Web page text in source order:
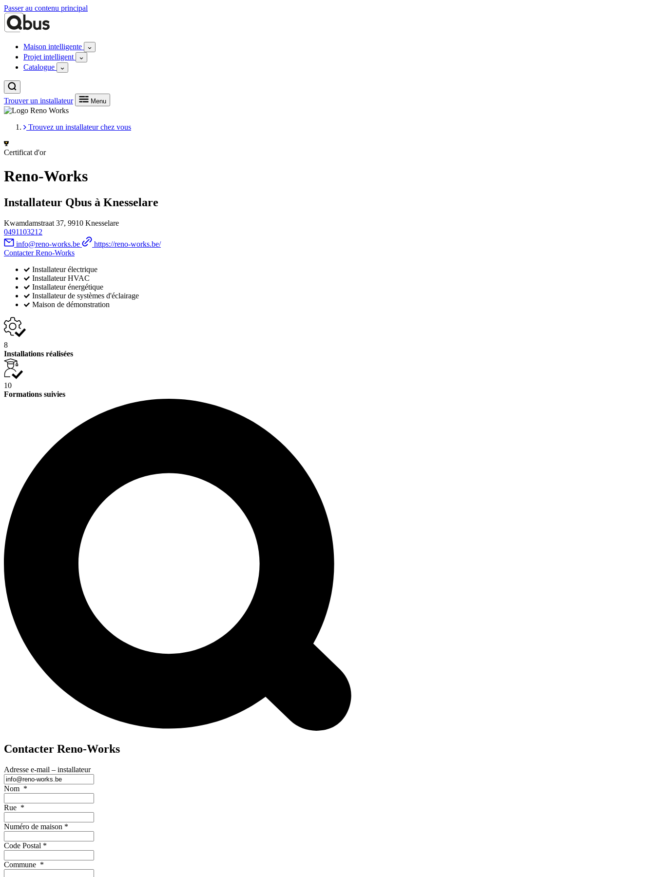
Passer au contenu principal
Maison intelligente
Projet intelligent
Catalogue
Trouver un installateur Menu
Trouvez un installateur chez vous
Certificat d'or
Reno-Works
Installateur Qbus à Knesselare
Kwamdamstraat 37, 9910 Knesselare
0491103212
info@reno-works.be
https://reno-works.be/
Contacter Reno-Works
Installateur électrique
Installateur HVAC
Installateur énergétique
Installateur de systèmes d'éclairage
Maison de démonstration
8
Installations réalisées
10
Formations suivies
Contacter Reno-Works
Adresse e-mail – installateur
Nom *
Rue *
Numéro de maison *
Code Postal *
Commune *